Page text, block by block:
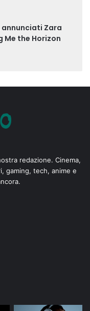
annunciati Zara
Me the Horizon
redazione. Cinema,
gaming, tech, anime e